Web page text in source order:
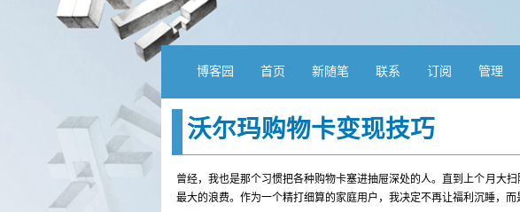
博客园 首页 新随笔 联系 订阅 管理
沃尔玛购物卡变现技巧
曾经，我也是那个习惯把各种购物卡塞进抽屉深处的人。直到上个月大
最大的浪费。作为一个精打细算的家庭用户，我决定不再让福利沉睡，而